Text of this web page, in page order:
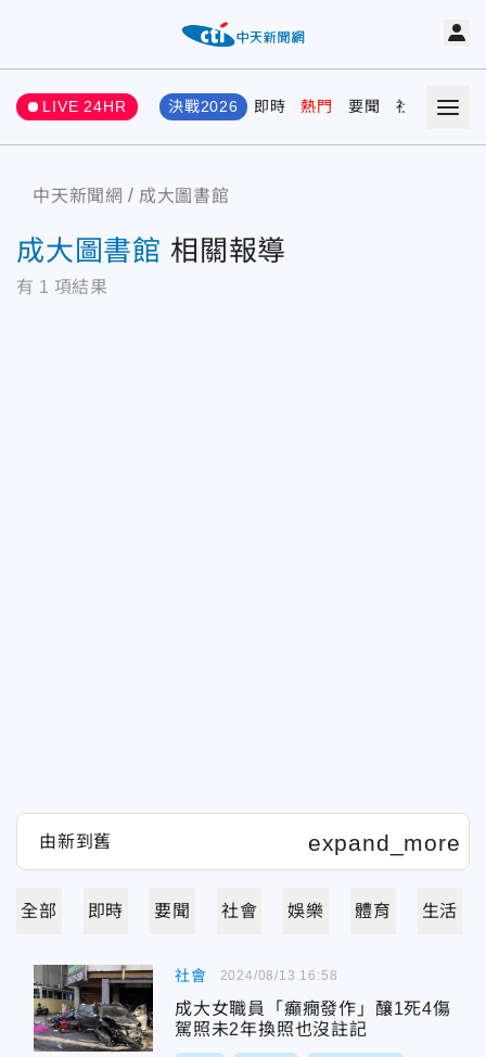
LIVE 24HR 決戰2026 即時 熱門 要聞 社會 娛樂
中天新聞網 成大圖書館
成大圖書館 相關報導
有 1 項結果
全部 即時 要聞 社會 娛樂 體育 生活
社會
成大女職員「癲癇發作」釀1死4傷
駕照未2年換照也沒註記
2024/08/13 16:58